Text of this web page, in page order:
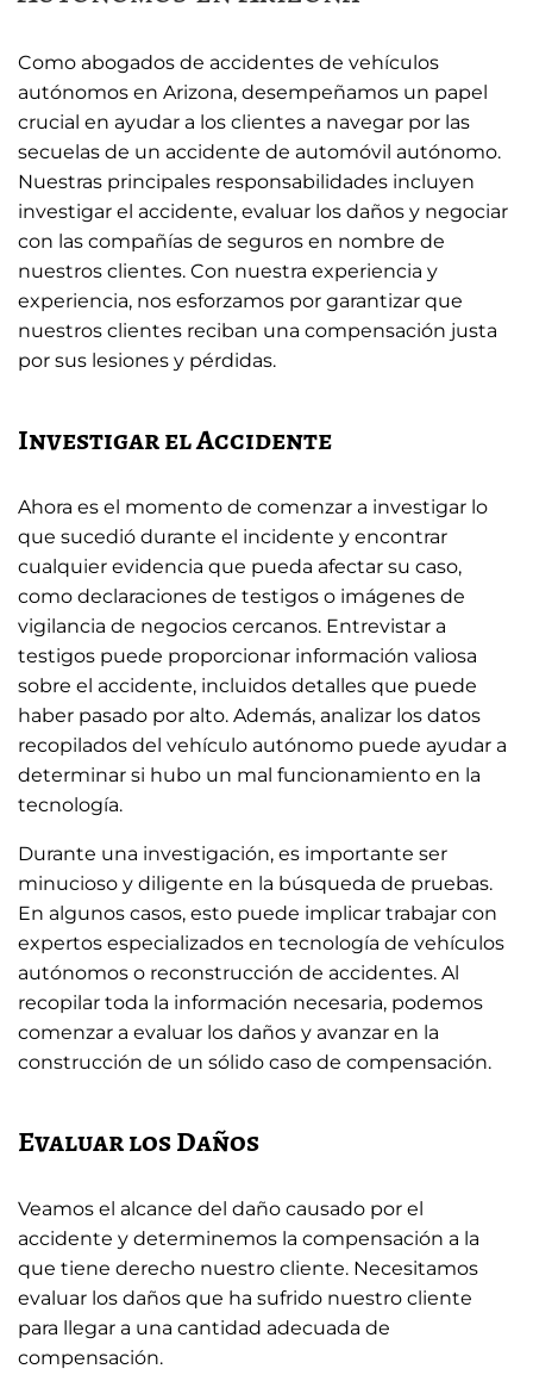
Como abogados de accidentes de vehículos
autónomos en Arizona, desempeñamos un papel
crucial en ayudar a los clientes a navegar por las
secuelas de un accidente de automóvil autónomo.
Nuestras principales responsabilidades incluyen
investigar el accidente, evaluar los daños y negociar
con las compañías de seguros en nombre de
nuestros clientes. Con nuestra experiencia y
experiencia, nos esforzamos por garantizar que
nuestros clientes reciban una compensación justa
por sus lesiones y pérdidas.
Investigar el Accidente
Ahora es el momento de comenzar a investigar lo
que sucedió durante el incidente y encontrar
cualquier evidencia que pueda afectar su caso,
como declaraciones de testigos o imágenes de
vigilancia de negocios cercanos. Entrevistar a
testigos puede proporcionar información valiosa
sobre el accidente, incluidos detalles que puede
haber pasado por alto. Además, analizar los datos
recopilados del vehículo autónomo puede ayudar a
determinar si hubo un mal funcionamiento en la
tecnología.
Durante una investigación, es importante ser
minucioso y diligente en la búsqueda de pruebas.
En algunos casos, esto puede implicar trabajar con
expertos especializados en tecnología de vehículos
autónomos o reconstrucción de accidentes. Al
recopilar toda la información necesaria, podemos
comenzar a evaluar los daños y avanzar en la
construcción de un sólido caso de compensación.
Evaluar los Daños
Veamos el alcance del daño causado por el
accidente y determinemos la compensación a la
que tiene derecho nuestro cliente. Necesitamos
evaluar los daños que ha sufrido nuestro cliente
para llegar a una cantidad adecuada de
compensación.